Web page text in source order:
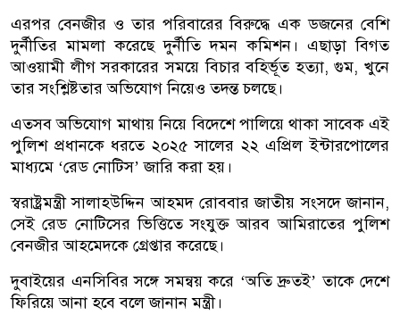
এরপর বেনজীর ও তার পরিবারের বিরুদ্ধে এক ডজনের বেশি
দুর্নীতির মামলা করেছে দুর্নীতি দমন কমিশন। এছাড়া বিগত
আওয়ামী লীগ সরকারের সময়ে বিচার বহির্ভূত হত্যা, গুম, খুনে
তার সংশ্লিষ্টতার অভিযোগ নিয়েও তদন্ত চলছে।
এতসব অভিযোগ মাথায় নিয়ে বিদেশে পালিয়ে থাকা সাবেক এই
পুলিশ প্রধানকে ধরতে ২০২৫ সালের ২২ এপ্রিল ইন্টারপোলের
মাধ্যমে ‘রেড নোটিস’ জারি করা হয়।
স্বরাষ্ট্রমন্ত্রী সালাহউদ্দিন আহমদ রোববার জাতীয় সংসদে জানান,
সেই রেড নোটিসের ভিত্তিতে সংযুক্ত আরব আমিরাতের পুলিশ
বেনজীর আহমেদকে গ্রেপ্তার করেছে।
দুবাইয়ের এনসিবির সঙ্গে সমন্বয় করে ‘অতি দ্রুতই’ তাকে দেশে
ফিরিয়ে আনা হবে বলে জানান মন্ত্রী।